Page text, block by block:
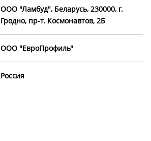
ООО "Ламбуд", Беларусь, 230000, г.
Гродно, пр-т. Космонавтов, 2Б
ООО "ЕвроПрофиль"
Россия